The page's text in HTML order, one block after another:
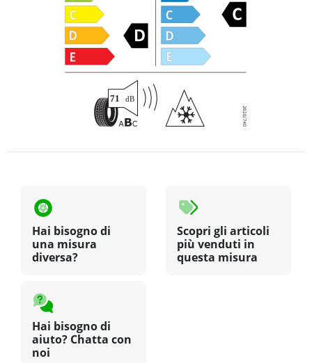
Hai bisogno di
una misura
diversa?
Scopri gli articoli
più venduti in
questa misura
Hai bisogno di
aiuto? Chatta con
noi